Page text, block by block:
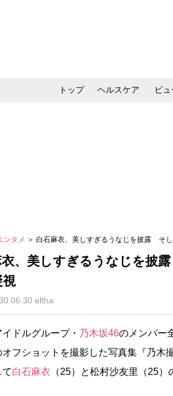
トップ ヘルスケア ビュ
ンタメ ＞ 白石麻衣、美しすぎるうなじを披露 そ
衣、美しすぎるうなじを披
視
06:30 eltha
ドルグループ・ 乃木坂46のメンバー
オフショットを撮影した写真集『乃木
て白石麻衣 （25）と松村沙友里（25）